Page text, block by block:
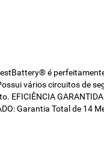
é
vários circuitos de
EFICIÊNCIA
Garantia Total de 14